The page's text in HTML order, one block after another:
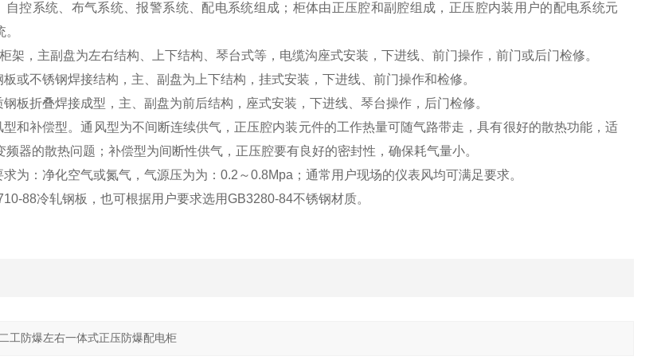
自控系统、布气系统、报警系统、配电系统组成；柜体由正压腔和副腔组成，正压腔内装用户的配电系统元
架，主副盘为左右结构、上下结构、琴台式等，电缆沟座式安装，下进线、前门操作，前门或后门检修。
或不锈钢焊接结构，主、副盘为上下结构，挂式安装，下进线、前门操作和检修。
板折叠焊接成型，主、副盘为前后结构，座式安装，下进线、琴台操作，后门检修。
和补偿型。通风型为不间断连续供气，正压腔内装元件的工作热量可随气路带走，具有很好的散热功能，适
频器的散热问题；补偿型为间断性供气，正压腔要有良好的密封性，确保耗气量小。
为：净化空气或氮气，气源压为为： 0.2 ～0.8Mpa ；通常用户现场的仪表风均可满足要求。
88冷轧钢板，也可根据用户要求选用GB3280-84不锈钢材质。